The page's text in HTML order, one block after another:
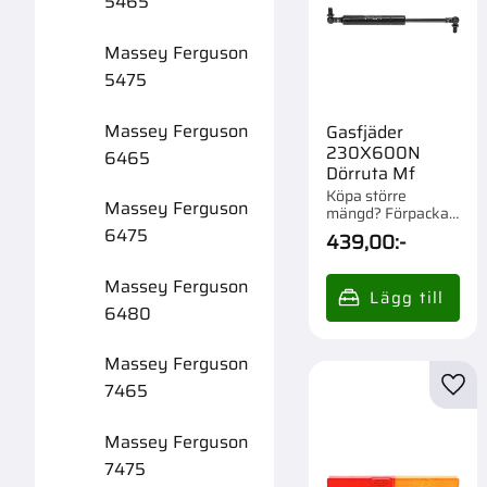
Gasfjäder
230X600N
Dörruta Mf
Köpa större
mängd? Förpackad
om 1/50 st.
439,00:-
Massey Ferguson
5475
Massey Ferguson
6465
Massey Ferguson
6475
Massey Ferguson
6480
Massey Ferguson
7465
Massey Ferguson
7475